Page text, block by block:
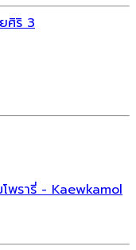
ศิริ 3
พรารี่ - Kaewkamol